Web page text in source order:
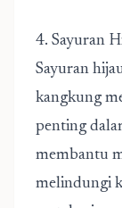
4. Sayuran
Sayuran
kangkung
penting
membantu
melindungi